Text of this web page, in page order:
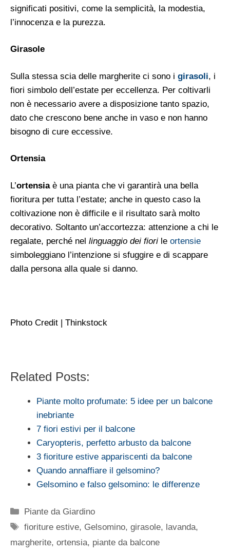
significati positivi, come la semplicità, la modestia,
l’innocenza e la purezza.
Girasole
Sulla stessa scia delle margherite ci sono i girasoli, i
fiori simbolo dell’estate per eccellenza. Per coltivarli
non è necessario avere a disposizione tanto spazio,
dato che crescono bene anche in vaso e non hanno
bisogno di cure eccessive.
Ortensia
L’ortensiaè una pianta che vi garantirà una bella
fioritura per tutta l’estate; anche in questo caso la
coltivazione non è difficile e il risultato sarà molto
decorativo. Soltanto un’accortezza: attenzione a chi le
regalate, perché nel linguaggio dei fiori le ortensie
simboleggiano l’intenzione si sfuggire e di scappare
dalla persona alla quale si danno.
Photo Credit | Thinkstock
Related Posts:
Piante molto profumate: 5 idee per un balcone
inebriante
7 fiori estivi per il balcone
Caryopteris, perfetto arbusto da balcone
3 fioriture estive appariscenti da balcone
Quando annaffiare il gelsomino?
Gelsomino e falso gelsomino: le differenze
Categorie
Piante da Giardino
Tag
fioriture estive, Gelsomino,girasole, lavanda,
margherite, ortensia, piante da balcone